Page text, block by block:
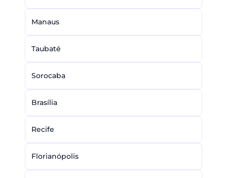
Manaus
Taubaté
Sorocaba
Brasília
Recife
Florianópolis